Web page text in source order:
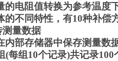
的电阻值转换为参考温度
的不同特性，有10种补偿
测量数据
内部存储器中保存测量数
(每组10个记录)共记录100